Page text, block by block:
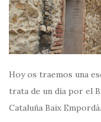
Hoy os traemos una
trata de un día por el
Cataluña Baix Empordà.